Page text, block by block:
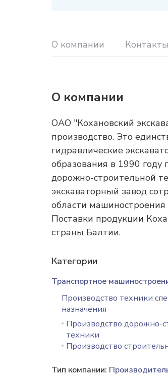
О компании Контакты
О компании
ОАО "Кохановский
производство. Это
гидравлические
образования в 1990
дорожно-строительной
экскаваторный завод
области машиностроения
Поставки продукции
страны Балтии.
Категории
Транспортное
Производство техники
назначения
Производство дорожно-
техники
Производство
Тип компании: